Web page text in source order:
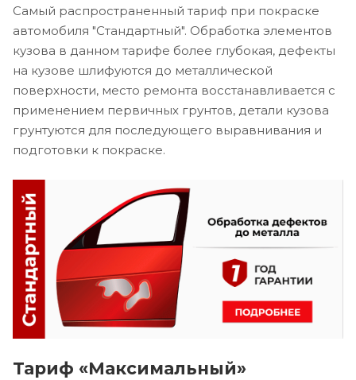
Самый распространенный тариф при покраске
автомобиля "Стандартный". Обработка элементов
кузова в данном тарифе более глубокая, дефекты
на кузове шлифуются до металлической
поверхности, место ремонта восстанавливается с
применением первичных грунтов, детали кузова
грунтуются для последующего выравнивания и
подготовки к покраске.
Тариф «Максимальный»